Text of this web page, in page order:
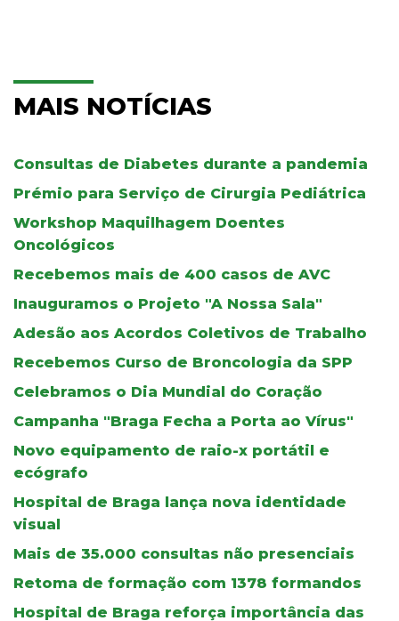
MAIS NOTÍCIAS
Consultas de Diabetes durante a pandemia
Prémio para Serviço de Cirurgia Pediátrica
Workshop Maquilhagem Doentes
Oncológicos
Recebemos mais de 400 casos de AVC
Inauguramos o Projeto "A Nossa Sala"
Adesão aos Acordos Coletivos de Trabalho
Recebemos Curso de Broncologia da SPP
Celebramos o Dia Mundial do Coração
Campanha "Braga Fecha a Porta ao Vírus"
Novo equipamento de raio-x portátil e
ecógrafo
Hospital de Braga lança nova identidade
visual
Mais de 35.000 consultas não presenciais
Retoma de formação com 1378 formandos
Hospital de Braga reforça importância das